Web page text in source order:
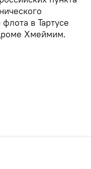
в Тартусе
Хмеймим.